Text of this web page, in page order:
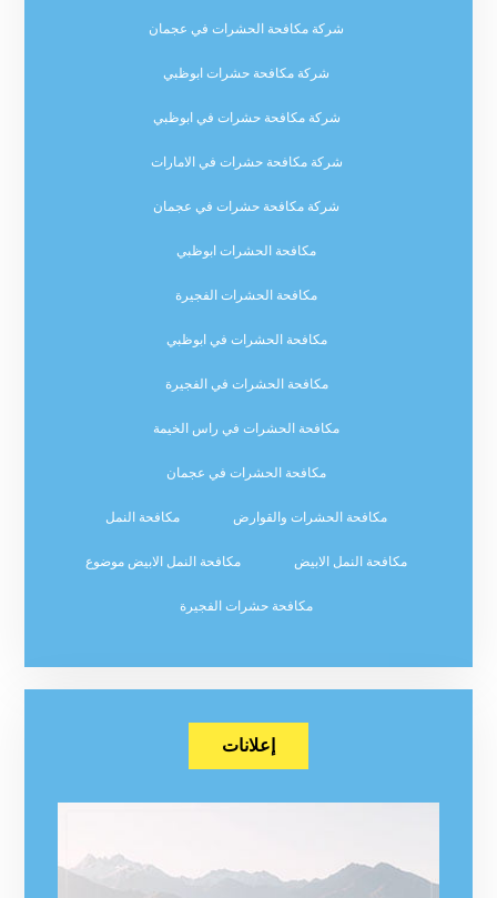
شركة مكافحة الحشرات في عجمان
شركة مكافحة حشرات ابوظبي
شركة مكافحة حشرات في ابوظبي
شركة مكافحة حشرات في الامارات
شركة مكافحة حشرات في عجمان
مكافحة الحشرات ابوظبي
مكافحة الحشرات الفجيرة
مكافحة الحشرات في ابوظبي
مكافحة الحشرات في الفجيرة
مكافحة الحشرات في راس الخيمة
مكافحة الحشرات في عجمان
مكافحة الحشرات والقوارض مكافحة النمل
مكافحة النمل الابيض مكافحة النمل الابيض موضوع
مكافحة حشرات الفجيرة
إعلانات